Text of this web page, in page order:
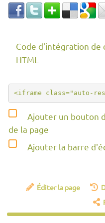
Code d'intégration de
HTML
Ajouter un bouton
de la page
Ajouter la barre
Éditer la page